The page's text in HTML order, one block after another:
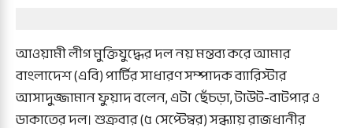
আওয়ামী লীগ মুক্তিযুদ্ধের দল নয় মন্তব্য করে আমার
বাংলাদেশ (এবি) পার্টির সাধারণ সম্পাদক ব্যারিস্টার
আসাদুজ্জামান ফুয়াদ বলেন, এটা ছেঁচড়া, টাউট-বাটপার ও
ডাকাতের দল। শুক্রবার (৫ সেপ্টেম্বর) সন্ধ্যায় রাজধানীর